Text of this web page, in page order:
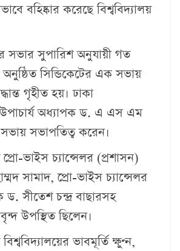
বহিষ্কার করেছে বিশ্ববিদ্যালয়
সভার সুপারিশ অনুযায়ী গত
অনুষ্ঠিত সিন্ডিকেটের এক সভায়
গৃহীত হয়। ঢাকা
উপাচার্য অধ্যাপক ড. এ এস এম
সভাপতিত্ব করেন।
ভাইস চ্যান্সেলর (প্রশাসন)
সামাদ, প্রো-ভাইস চ্যান্সেলর
ড. সীতেশ চন্দ্র বাছারসহ
উপস্থিত ছিলেন।
ভাবমূর্তি ক্ষুণ্ন,